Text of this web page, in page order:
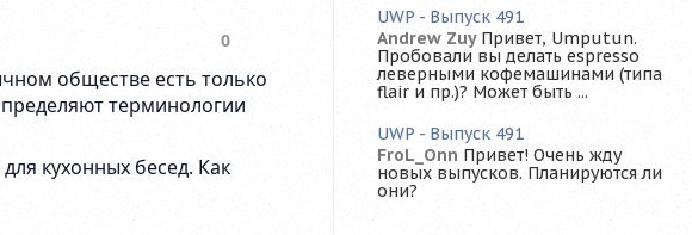
UWP - Выпуск 491
Andrew Zuy Привет, Umputun.
Пробовали вы делать espresso
леверными кофемашинами (типа
flair и пр.)? Может быть ...
UWP - Выпуск 491
FroL_Onn Привет! Очень жду
новых выпусков. Планируются ли
они?